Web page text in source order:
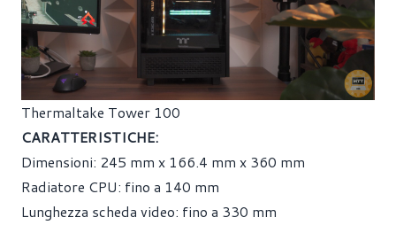
Thermaltake Tower 100
CARATTERISTICHE:
Dimensioni: 245 mm x 166.4 mm x 360 mm
Radiatore CPU: fino a 140 mm
Lunghezza scheda video: fino a 330 mm